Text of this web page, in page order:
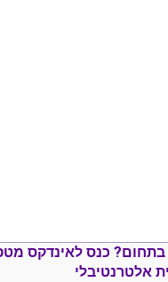
כנס לאינדקס
אלטרנטיבלי